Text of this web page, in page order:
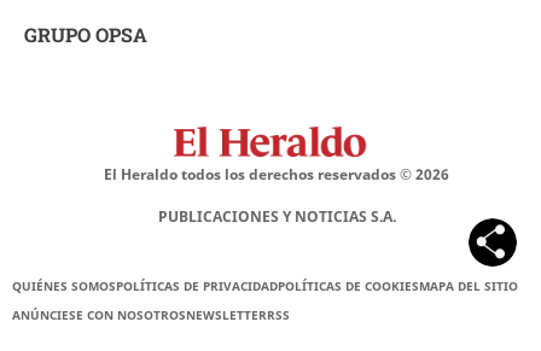
GRUPO OPSA
El Heraldo todos los derechos reservados ©2026
PUBLICACIONES Y NOTICIAS S.A.
QUIÉNES SOMOSPOLÍTICAS DE PRIVACIDADPOLÍTICAS DE COOKIESMAPA DEL SITIO
ANÚNCIESE CON NOSOTROSNEWSLETTERRSS